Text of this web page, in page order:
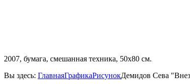
2007, бумага, смешанная техника, 50х80 см.
Вы здесь: ГлавнаяГрафикаРисунокДемидов Сева